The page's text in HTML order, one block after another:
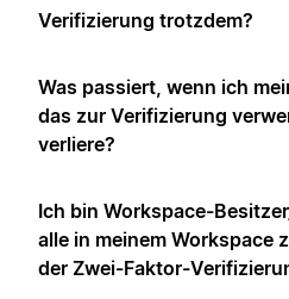
Verifizierung trotzdem?
Was passiert, wenn ich
das zur Verifizierung
verliere?
Ich bin Workspace-
alle in meinem Workspace
der Zwei-Faktor-